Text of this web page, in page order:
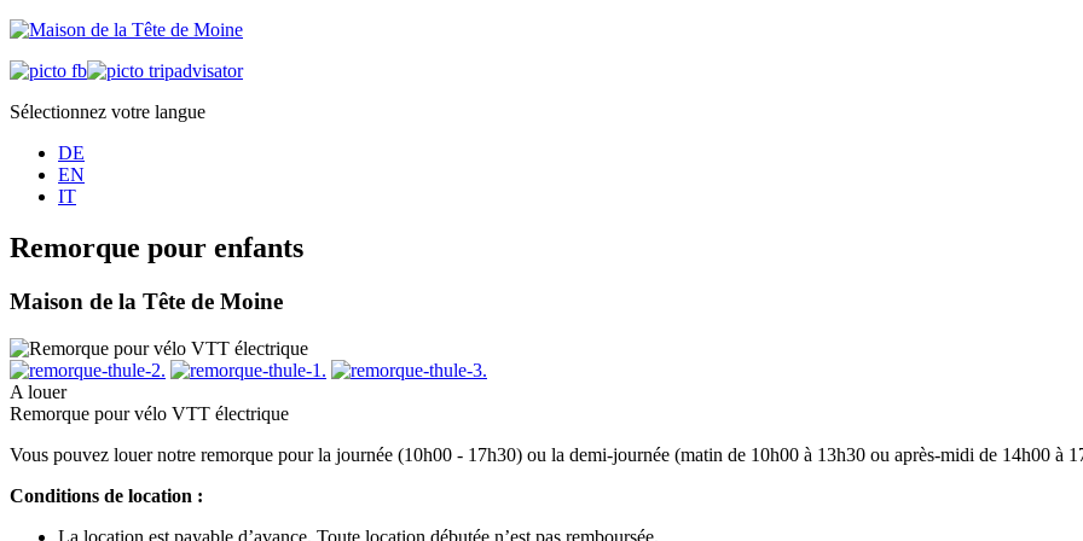
Sélectionnez votre langue
DE
EN
IT
Remorque pour enfants
Maison de la Tête de Moine
A louer
Remorque pour vélo VTT électrique
Vous pouvez louer notre remorque pour la journée (10h00 - 17h30) ou la demi-journée (matin de 10h00 à 13h30 ou après-midi de 14h00 à
Conditions de location :
La location est payable d’avance. Toute location débutée n’est pas remboursée.